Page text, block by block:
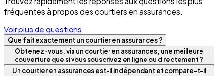
fréquentes à propos des courtiers en assurances.
Voir plus de questions
Que fait exactement un courtier en assurances ?
Obtenez-vous, via un courtier en assurances, une meilleure
couverture que si vous souscrivez en ligne ou directement ?
Un courtier en assurances est-il indépendant et compare-t-il